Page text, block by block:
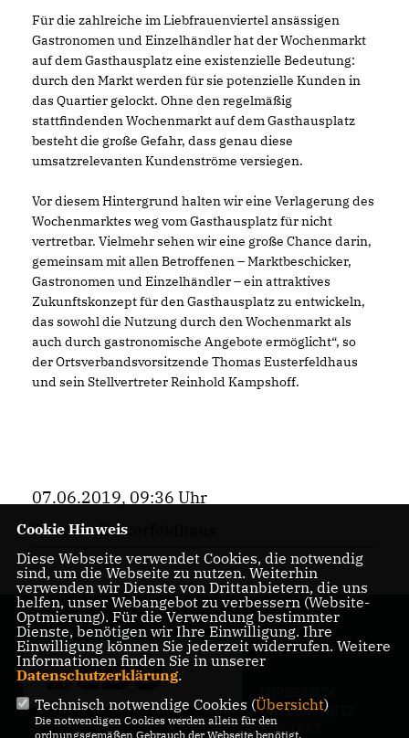
Für die zahlreiche im Liebfrauenviertel ansässigen
Gastronomen und Einzelhändler hat der Wochenmarkt
auf dem Gasthausplatz eine existenzielle Bedeutung:
durch den Markt werden für sie potenzielle Kunden in
das Quartier gelockt. Ohne den regelmäßig
stattfindenden Wochenmarkt auf dem Gasthausplatz
besteht die große Gefahr, dass genau diese
umsatzrelevanten Kundenströme versiegen.
Vor diesem Hintergrund halten wir eine Verlagerung des
Wochenmarktes weg vom Gasthausplatz für nicht
vertretbar. Vielmehr sehen wir eine große Chance darin,
gemeinsam mit allen Betroffenen – Marktbeschicker,
Gastronomen und Einzelhändler – ein attraktives
Zukunftskonzept für den Gasthausplatz zu entwickeln,
das sowohl die Nutzung durch den Wochenmarkt als
auch durch gastronomische Angebote ermöglicht“, so
der Ortsverbandsvorsitzende Thomas Eusterfeldhaus
und sein Stellvertreter Reinhold Kampshoff.
07.06.2019, 09:36 Uhr
Thomas Eusterfeldhaus
DATENSCHUTZ
KONTAKT
Cookie Hinweis
Diese Webseite verwendet Cookies, die notwendig
sind, um die Webseite zu nutzen. Weiterhin
verwenden wir Dienste von Drittanbietern, die uns
helfen, unser Webangebot zu verbessern (Website-
Optmierung). Für die Verwendung bestimmter
Dienste, benötigen wir Ihre Einwilligung. Ihre
Einwilligung können Sie jederzeit widerrufen. Weitere
Informationen finden Sie in unserer
Datenschutzerklärung.
Technisch notwendige Cookies (Übersicht)
Die notwendigen Cookies werden allein für den
ordnungsgemäßen Gebrauch der Webseite benötigt.